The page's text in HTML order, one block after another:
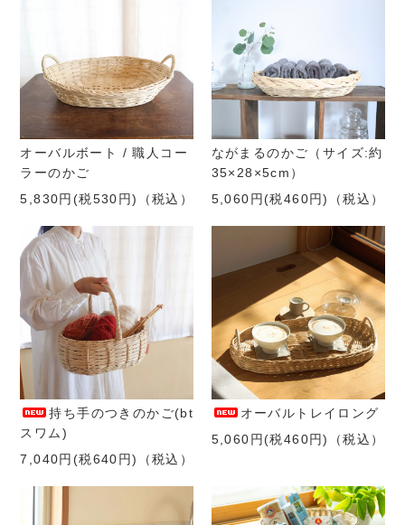
オーバルボート / 職人コー
ラーのかご
5,830円(税530円)
（税込）
ながまるのかご（サイズ:約
35×28×5cm）
5,060円(税460円)
（税込）
持ち手のつきのかご(bt
スワム)
7,040円(税640円)
（税込）
オーバルトレイロング
5,060円(税460円)
（税込）